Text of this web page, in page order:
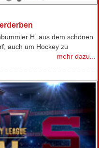
H. aus dem schönen
auch um Hockey zu
mehr dazu...